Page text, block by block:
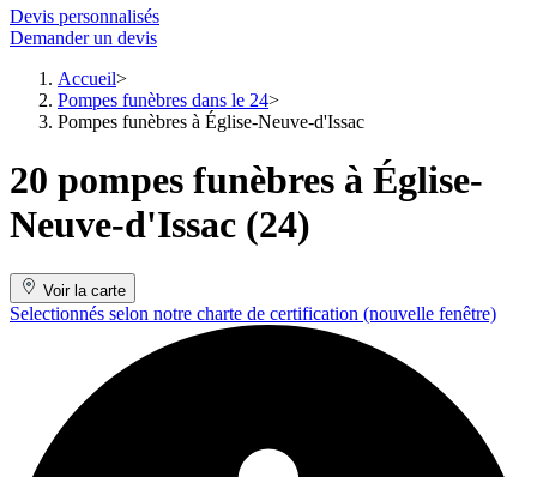
Devis personnalisés
Demander un devis
Accueil
Pompes funèbres dans le 24
Pompes funèbres à Église-Neuve-d'Issac
20 pompes funèbres à Église-
Neuve-d'Issac (24)
Voir la carte
Selectionnés selon notre charte de certification (nouvelle fenêtre)